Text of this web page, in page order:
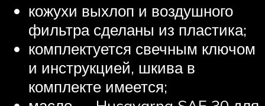
кожухи выхлоп и воздушного
фильтра сделаны из пластика;
комплектуется свечным ключом
и инструкцией, шкива в
комплекте имеется;